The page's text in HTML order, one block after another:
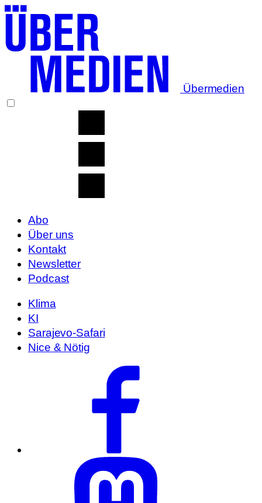
Übermedien
Abo
Über uns
Kontakt
Newsletter
Podcast
Klima
KI
Sarajevo-Safari
Nice & Nötig